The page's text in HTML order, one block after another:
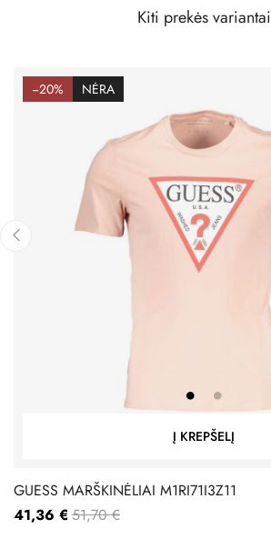
Kiti prekės variantai
−20% NĖRA
Į KREPŠELĮ
GUESS MARŠKINĖLIAI M1RI71I3Z11
41,36 € 51,70 €